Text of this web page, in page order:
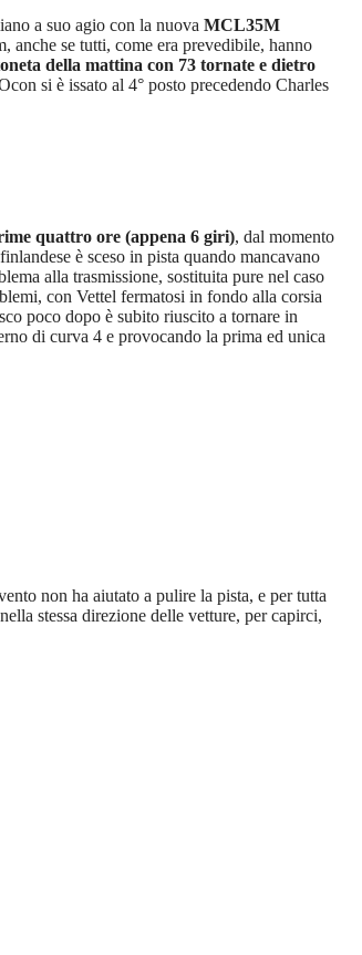
a suo agio con la nuova MCL35M
anche se tutti, come era prevedibile, hanno
della mattina con 73 tornate e dietro
si è issato al 4° posto precedendo Charles
quattro ore (appena 6 giri), dal momento
è sceso in pista quando mancavano
alla trasmissione, sostituita pure nel caso
con Vettel fermatosi in fondo alla corsia
poco dopo è subito riuscito a tornare in
di curva 4 e provocando la prima ed unica
non ha aiutato a pulire la pista, e per tutta
stessa direzione delle vetture, per capirci,